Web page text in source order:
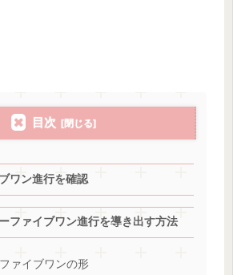
目次
ワン進行を確認
ファイブワン進行を導き出す方法
ァイブワンの形